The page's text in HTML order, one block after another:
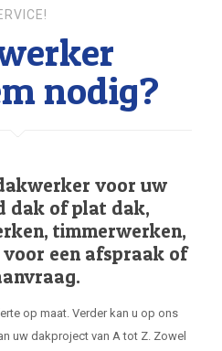
nodig?
voor uw
dak of plat dak,
timmerwerken,
voor een afspraak of
op maat. Verder kan u op ons
uw dakproject van A tot Z. Zowel